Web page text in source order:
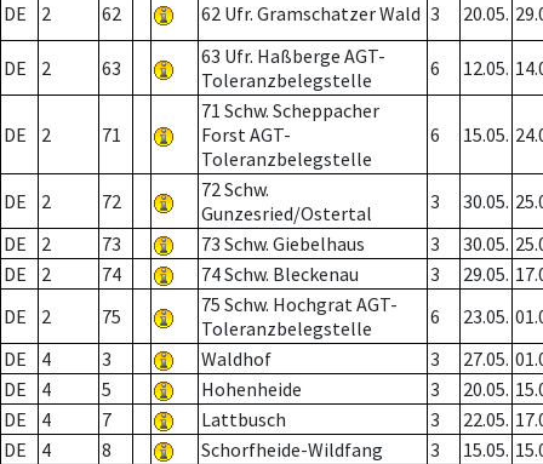
DE
2 62 62 Ufr. Gramschatzer Wald 3 20.05.
DE 2 63
63 Ufr. Haßberge AGT-
Toleranzbelegstelle
6 12.05.
DE 2 71
71 Schw. Scheppacher
Forst AGT-
Toleranzbelegstelle
6 15.05.
DE 2 72
72 Schw.
Gunzesried/Ostertal
3 30.05.
DE
2 73 73 Schw. Giebelhaus 3 30.05.
DE
2 74 74 Schw. Bleckenau 3 29.05.
DE
2 75
75 Schw. Hochgrat AGT-
Toleranzbelegstelle
6 23.05.
DE
4 3 Waldhof 3 27.05.
DE
4 5 Hohenheide 3 20.05.
DE
4 7 Lattbusch 3 22.05.
DE
4 8 Schorfheide-Wildfang 3 15.05.